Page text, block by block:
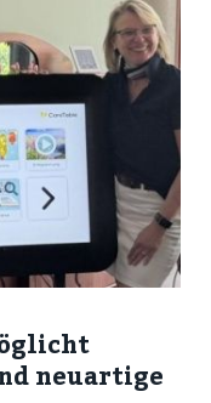
neuartige